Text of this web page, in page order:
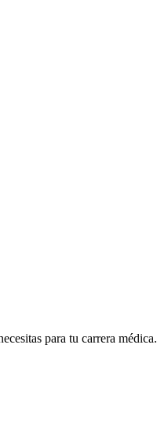
para tu carrera médica.